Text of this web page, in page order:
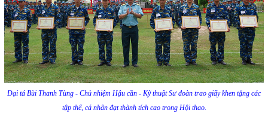
Đại tá Bùi Thanh Tùng - Chủ nhiệm Hậu cần - Kỹ thuật Sư đoàn trao giấy khen tặng các
tập thể, cá nhân đạt thành tích cao trong Hội thao.